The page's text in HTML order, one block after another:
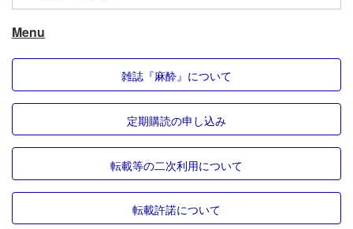
Menu
雑誌『麻酔』について
定期購読の申し込み
転載等の二次利用について
転載許諾について